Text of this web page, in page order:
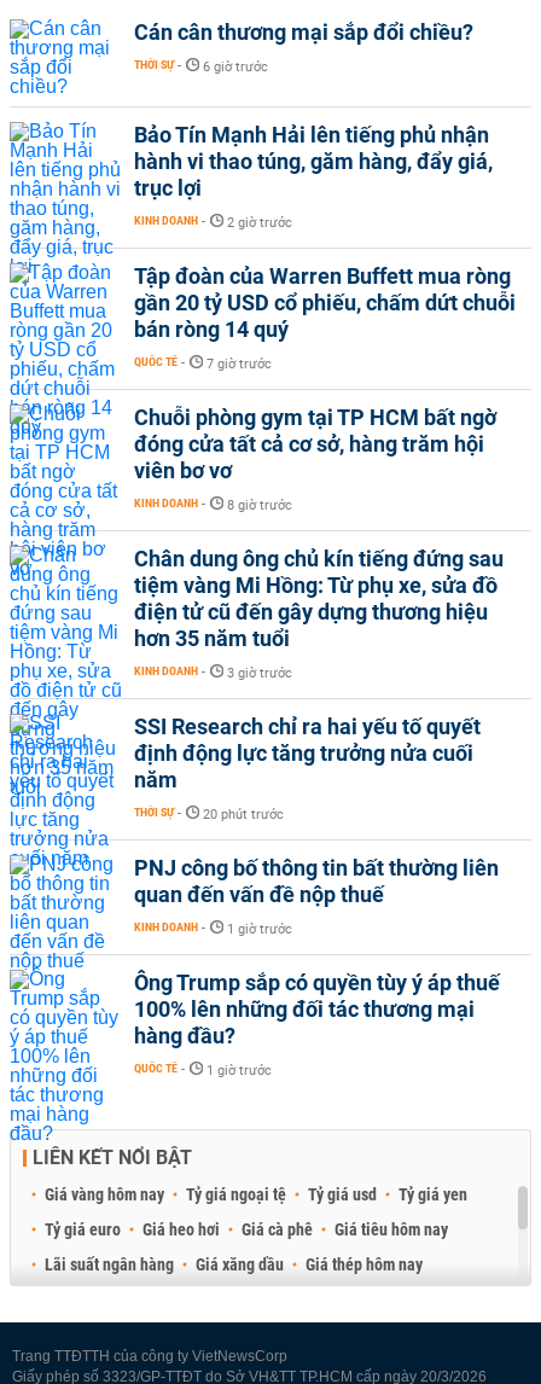
Cán cân thương mại sắp đổi chiều?
THỜI SỰ - 6 giờ trước
Bảo Tín Mạnh Hải lên tiếng phủ nhận
hành vi thao túng, găm hàng, đẩy giá,
trục lợi
KINH DOANH - 2 giờ trước
Tập đoàn của Warren Buffett mua ròng
gần 20 tỷ USD cổ phiếu, chấm dứt chuỗi
bán ròng 14 quý
QUỐC TẾ - 7 giờ trước
Chuỗi phòng gym tại TP HCM bất ngờ
đóng cửa tất cả cơ sở, hàng trăm hội
viên bơ vơ
KINH DOANH - 8 giờ trước
Chân dung ông chủ kín tiếng đứng sau
tiệm vàng Mi Hồng: Từ phụ xe, sửa đồ
điện tử cũ đến gây dựng thương hiệu
hơn 35 năm tuổi
KINH DOANH - 3 giờ trước
SSI Research chỉ ra hai yếu tố quyết
định động lực tăng trưởng nửa cuối
năm
THỜI SỰ - 20 phút trước
PNJ công bố thông tin bất thường liên
quan đến vấn đề nộp thuế
KINH DOANH - 1 giờ trước
Ông Trump sắp có quyền tùy ý áp thuế
100% lên những đối tác thương mại
hàng đầu?
QUỐC TẾ - 1 giờ trước
LIÊN KẾT NỔI BẬT
Giá vàng hôm nay Tỷ giá ngoại tệ Tỷ giá usd
Tỷ giá yen
Tỷ giá euro
Giá heo hơi Giá cà phê
Giá tiêu hôm nay
Lãi suất ngân hàng
Giá xăng dầu
Giá thép hôm nay
Trang TTĐTTH của công ty VietNewsCorp
Giấy phép số 3323/GP-TTĐT do Sở VH&TT TP.HCM cấp ngày 20/3/2026